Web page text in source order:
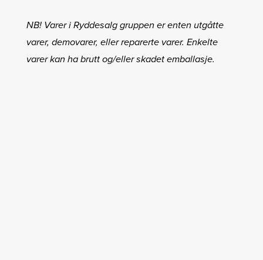
NB! Varer i Ryddesalg gruppen er enten utgåtte
varer, demovarer, eller reparerte varer. Enkelte
varer kan ha brutt og/eller skadet emballasje.